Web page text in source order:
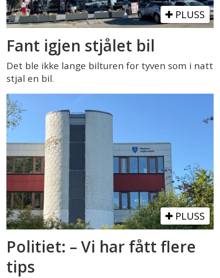
PLUSS
Fant igjen stjålet bil
Det ble ikke lange bilturen for tyven som i natt
stjal en bil.
PLUSS
Politiet: – Vi har fått flere
tips